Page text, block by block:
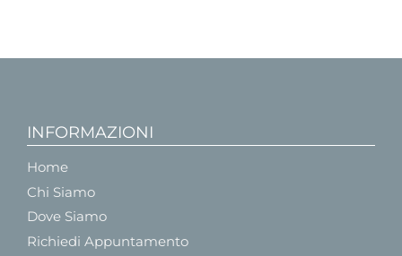
INFORMAZIONI
Home
Chi Siamo
Dove Siamo
Richiedi Appuntamento